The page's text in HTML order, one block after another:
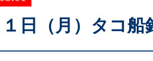
１日（月）タコ船